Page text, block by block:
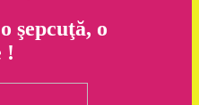
şepcuţă, o
!